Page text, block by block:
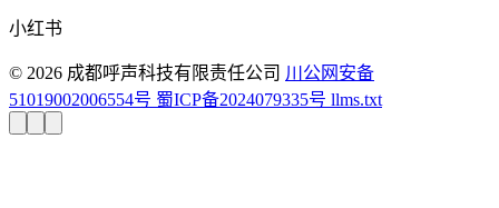
小红书
© 2026 成都呼声科技有限责任公司 川公网安备
51019002006554号 蜀ICP备2024079335号 llms.txt